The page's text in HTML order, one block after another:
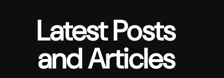
Latest Posts
and Articles